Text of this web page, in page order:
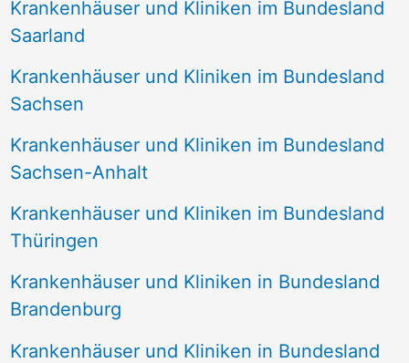
Krankenhäuser und Kliniken im Bundesland
Saarland
Krankenhäuser und Kliniken im Bundesland
Sachsen
Krankenhäuser und Kliniken im Bundesland
Sachsen-Anhalt
Krankenhäuser und Kliniken im Bundesland
Thüringen
Krankenhäuser und Kliniken in Bundesland
Brandenburg
Krankenhäuser und Kliniken in Bundesland